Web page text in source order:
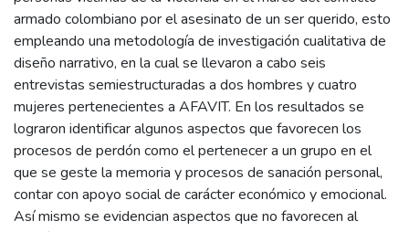
armado colombiano por el asesinato de un ser querido, esto
empleando una metodología de investigación cualitativa de
diseño narrativo, en la cual se llevaron a cabo seis
entrevistas semiestructuradas a dos hombres y cuatro
mujeres pertenecientes a AFAVIT. En los resultados se
lograron identificar algunos aspectos que favorecen los
procesos de perdón como el pertenecer a un grupo en el
que se geste la memoria y procesos de sanación personal,
contar con apoyo social de carácter económico y emocional.
Así mismo se evidencian aspectos que no favorecen al